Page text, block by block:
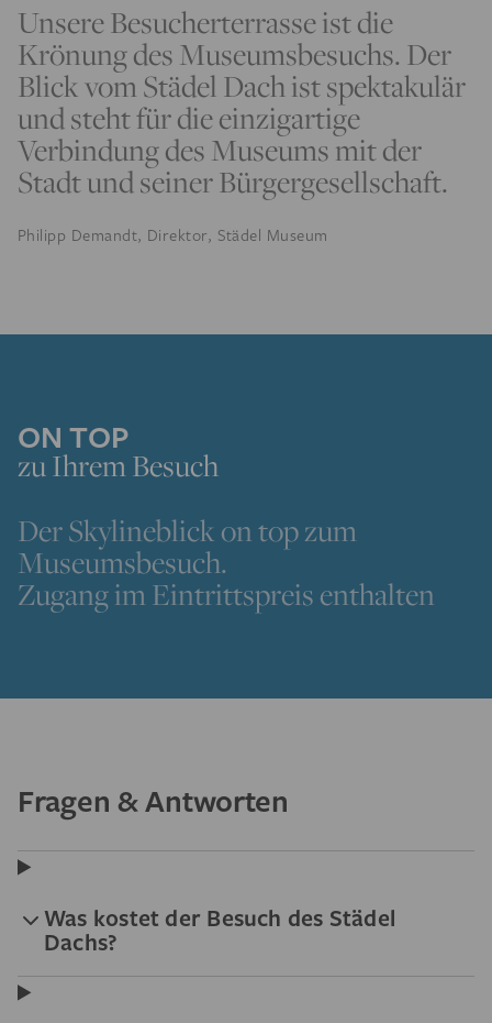
Unsere Besucherterrasse ist die
Krönung des Museumsbesuchs. Der
Blick vom Städel Dach ist spektakulär
und steht für die einzigartige
Verbindung des Museums mit der
Stadt und seiner Bürgergesellschaft.
Philipp Demandt, Direktor, Städel Museum
ON TOP
zu Ihrem Besuch
Der Skylineblick on top zum
Museumsbesuch.
Zugang im Eintrittspreis enthalten
Fragen & Antworten
Was kostet der Besuch des Städel
Dachs?